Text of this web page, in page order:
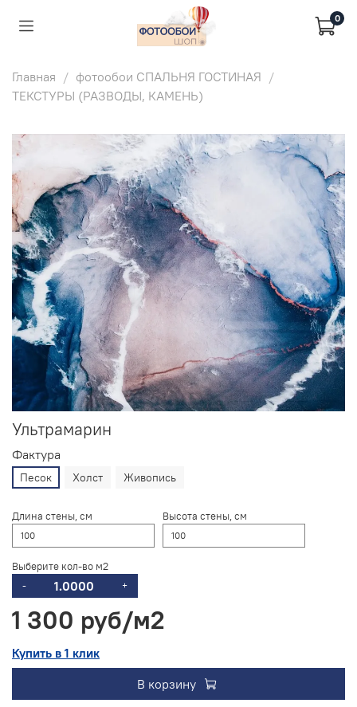
0
Главная
фотообои СПАЛЬНЯ ГОСТИНАЯ
ТЕКСТУРЫ (РАЗВОДЫ, КАМЕНЬ)
Ультрамарин
Фактура
Песок Холст Живопись
Длина стены, см Высота стены, см
Выберите кол-во м2
- +
1 300 руб
Купить в 1 клик
В корзину